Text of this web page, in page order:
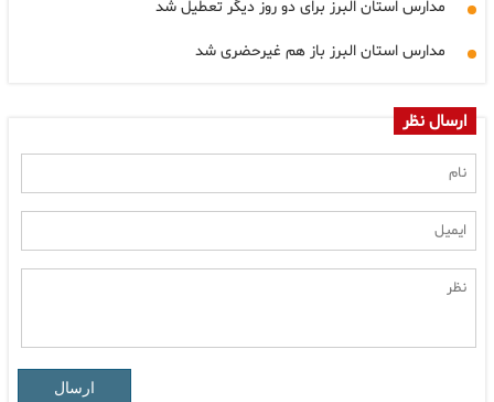
مدارس استان البرز برای دو روز دیگر تعطیل شد
مدارس استان البرز باز هم غیرحضری شد
ارسال نظر
ارسال